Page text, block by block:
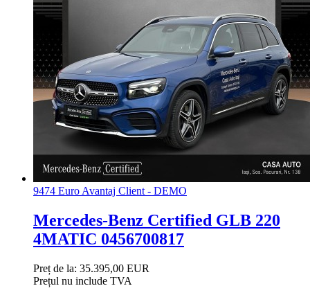
9474 Euro Avantaj Client - DEMO
Mercedes-Benz Certified GLB 220
4MATIC 0456700817
Preț de la: 35.395,00 EUR
Prețul nu include TVA